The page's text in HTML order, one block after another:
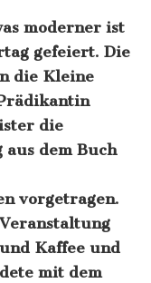
moderner ist
gefeiert. Die
die Kleine
die
aus dem Buch
vorgetragen.
Kaffee und
mit dem